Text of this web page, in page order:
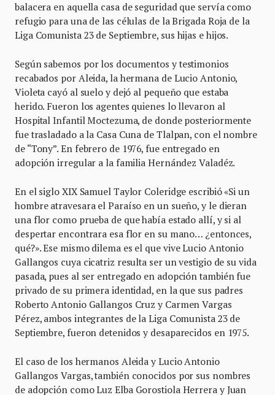
balacera en aquella casa de seguridad que servía como
refugio para una de las células de la Brigada Roja de la
Liga Comunista 23 de Septiembre, sus hijas e hijos.
Según sabemos por los documentos y testimonios
recabados por Aleida, la hermana de Lucio Antonio,
Violeta cayó al suelo y dejó al pequeño que estaba
herido. Fueron los agentes quienes lo llevaron al
Hospital Infantil Moctezuma, de donde posteriormente
fue trasladado a la Casa Cuna de Tlalpan, con el nombre
de “Tony”. En febrero de 1976, fue entregado en
adopción irregular a la familia Hernández Valadéz.
En el siglo XIX Samuel Taylor Coleridge escribió «Si un
hombre atravesara el Paraíso en un sueño, y le dieran
una flor como prueba de que había estado allí, y si al
despertar encontrara esa flor en su mano… ¿entonces,
qué?». Ese mismo dilema es el que vive Lucio Antonio
Gallangos cuya cicatriz resulta ser un vestigio de su vida
pasada, pues al ser entregado en adopción también fue
privado de su primera identidad, en la que sus padres
Roberto Antonio Gallangos Cruz y Carmen Vargas
Pérez, ambos integrantes de la Liga Comunista 23 de
Septiembre, fueron detenidos y desaparecidos en 1975.
El caso de los hermanos Aleida y Lucio Antonio
Gallangos Vargas, también conocidos por sus nombres
de adopción como Luz Elba Gorostiola Herrera y Juan